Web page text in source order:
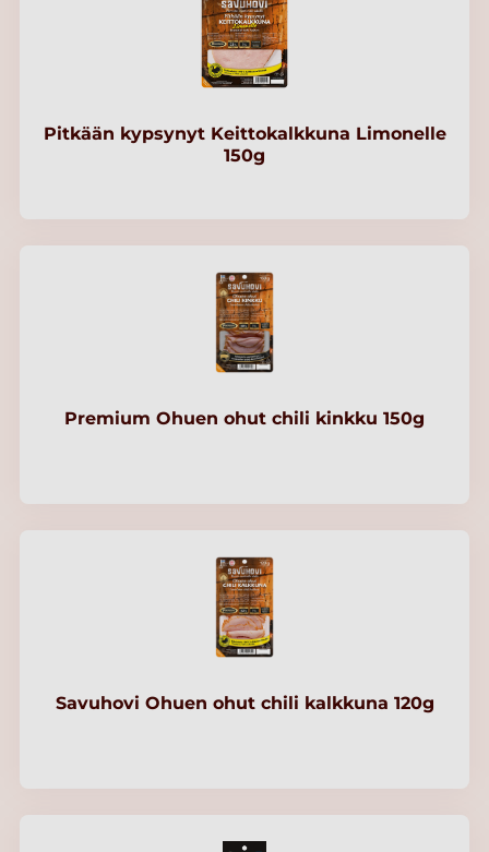
Pitkään kypsynyt Keittokalkkuna Limonelle
150g
Premium Ohuen ohut chili kinkku 150g
Savuhovi Ohuen ohut chili kalkkuna 120g